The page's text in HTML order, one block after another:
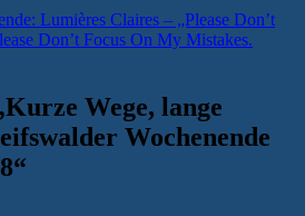
Lumières Claires – „Please Don’t
Don’t Focus On My Mistakes.
Kurze Wege, lange
Wochenende
“